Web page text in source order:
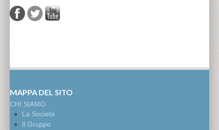
MAPPA DEL SITO
CHI SIAMO
La Società
Il Gruppo